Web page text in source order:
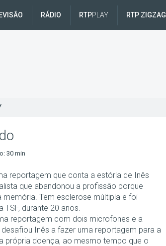
RÁDIO RTPPLAY RTP ZIGZAG
30 min
reportagem que conta a estória de Inês
que abandonou a profissão porque
Tem esclerose múltipla e foi
TSF, durante 20 anos.
reportagem com dois microfones e a
desafiou Inês a fazer uma reportagem para a
própria doença, ao mesmo tempo que o